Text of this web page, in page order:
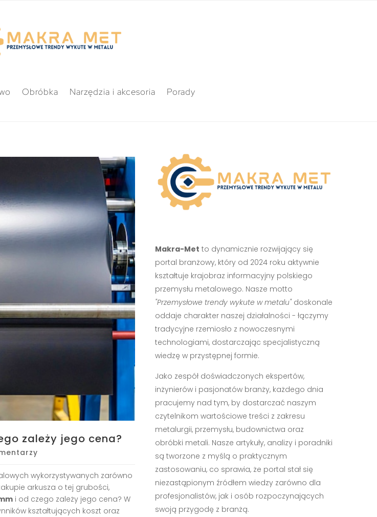
Obróbka Narzędzia i akcesoria Porady
zależy jego cena?
wykorzystywanych zarówno
arkusza o tej grubości,
i od czego zależy jego cena? W
kształtujących koszt oraz
Makra-Met to dynamicznie rozwijający się
portal branżowy, który od 2024 roku aktywnie
kształtuje krajobraz informacyjny polskiego
przemysłu metalowego. Nasze motto
"Przemysłowe trendy wykute w metalu"doskonale
oddaje charakter naszej działalności - łączymy
tradycyjne rzemiosło z nowoczesnymi
technologiami, dostarczając specjalistyczną
wiedzę w przystępnej formie.
Jako zespół doświadczonych ekspertów,
inżynierów i pasjonatów branży, każdego dnia
pracujemy nad tym, by dostarczać naszym
czytelnikom wartościowe treści z zakresu
metalurgii, przemysłu, budownictwa oraz
obróbki metali. Nasze artykuły, analizy i poradniki
są tworzone z myślą o praktycznym
zastosowaniu, co sprawia, że portal stał się
niezastąpionym źródłem wiedzy zarówno dla
profesjonalistów, jak i osób rozpoczynających
swoją przygodę z branżą.